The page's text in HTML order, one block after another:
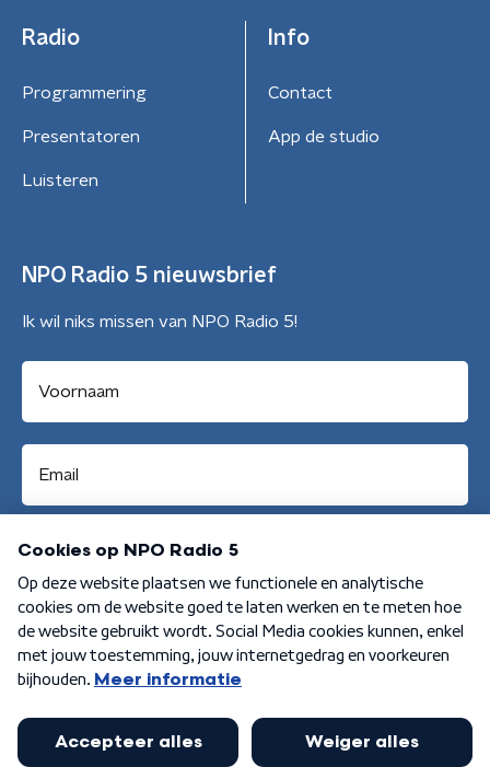
Radio
Programmering
Presentatoren
Luisteren
Info
Contact
App de studio
NPO Radio 5 nieuwsbrief
Ik wil niks missen van NPO Radio 5!
Aanmelden
Algemene voorwaarden Privacybeleid